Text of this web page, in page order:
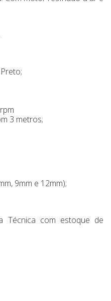
3 metros;
9mm e 12mm);
Técnica com estoque de